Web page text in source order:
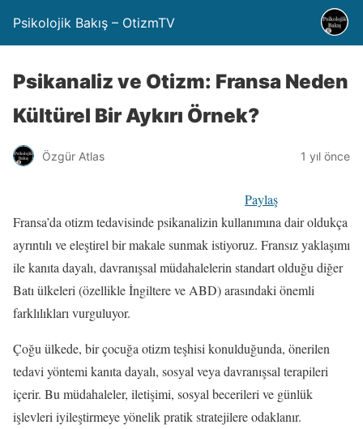
Psikolojik Bakış – OtizmTV
Psikanaliz ve Otizm: Fransa Neden
Kültürel Bir Aykırı Örnek?
Özgür Atlas 1 yıl önce
Paylaş
Fransa’da otizm tedavisinde psikanalizin kullanımına dair oldukça
ayrıntılı ve eleştirel bir makale sunmak istiyoruz. Fransız yaklaşımı
ile kanıta dayalı, davranışsal müdahalelerin standart olduğu diğer
Batı ülkeleri (özellikle İngiltere ve ABD) arasındaki önemli
farklılıkları vurguluyor.
Çoğu ülkede, bir çocuğa otizm teşhisi konulduğunda, önerilen
tedavi yöntemi kanıta dayalı, sosyal veya davranışsal terapileri
içerir. Bu müdahaleler, iletişimi, sosyal becerileri ve günlük
işlevleri iyileştirmeye yönelik pratik stratejilere odaklanır.